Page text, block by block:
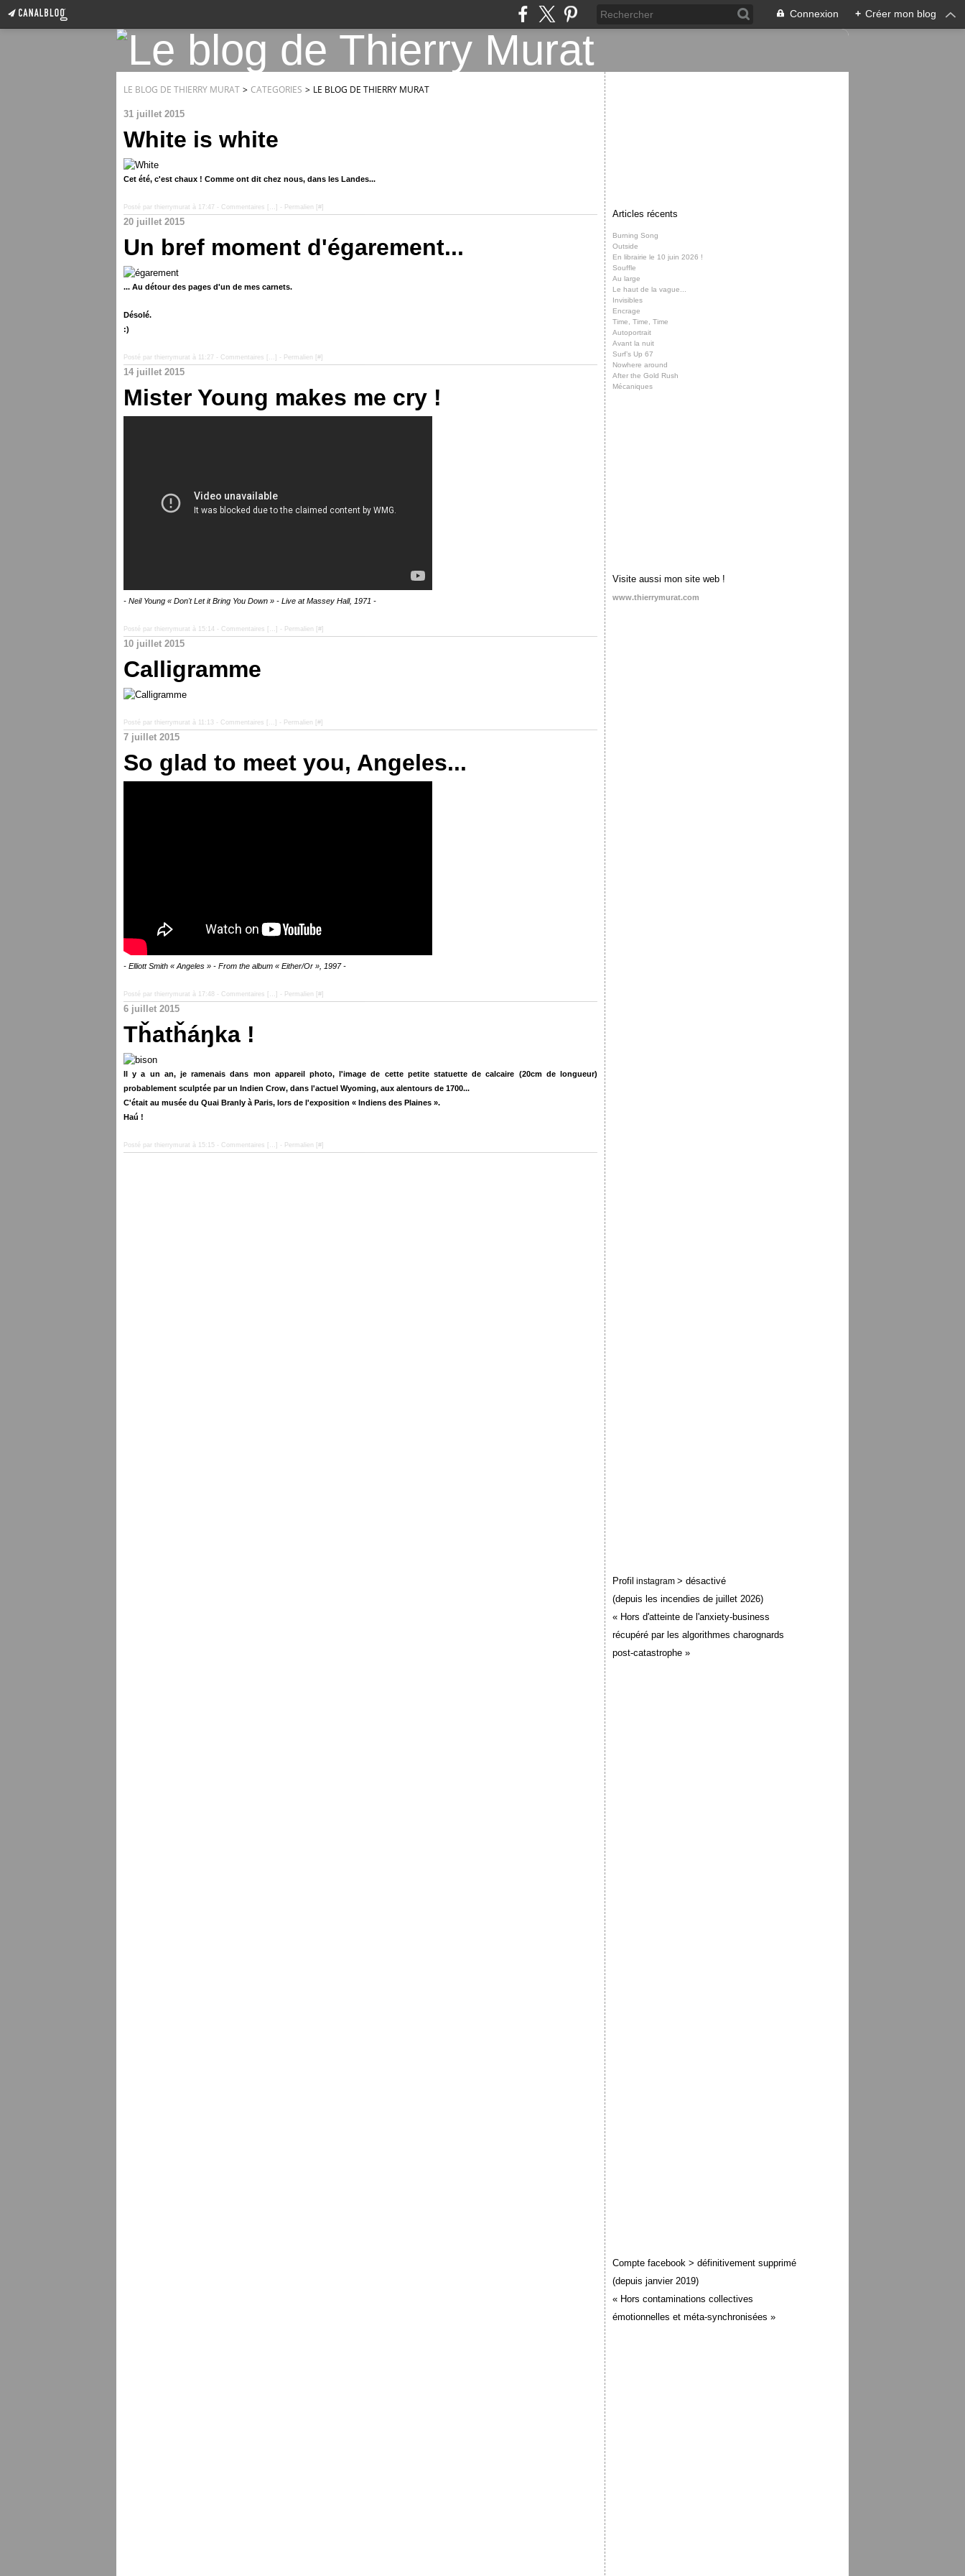
Connexion + Créer mon blog
LE BLOG DE THIERRY MURAT > CATEGORIES > LE BLOG DE THIERRY MURAT
31 juillet 2015
White is white
Cet été, c'est chaux ! Comme ont dit chez nous, dans les Landes...
Posté par thierrymurat à 17:47 - Commentaires [ … - Permalien [ #
20 juillet 2015
Un bref moment d'égarement...
... Au détour des pages d'un de mes carnets.
Désolé.
:)
Posté par thierrymurat à 11:27 - Commentaires [ … - Permalien [ #
14 juillet 2015
Mister Young makes me cry !
- Neil Young « Don't Let it Bring You Down » - Live at Massey Hall, 1971 -
Posté par thierrymurat à 15:14 - Commentaires [ … - Permalien [ #
10 juillet 2015
Calligramme
Posté par thierrymurat à 11:13 - Commentaires [ … - Permalien [ #
7 juillet 2015
So glad to meet you, Angeles...
- Elliott Smith « Angeles » - From the album « Either/Or », 1997 -
Posté par thierrymurat à 17:48 - Commentaires [ … - Permalien [ #
6 juillet 2015
Tȟatȟáŋka !
Il y a un an, je ramenais dans mon appareil photo, l'image de cette petite statuette de calcaire (20cm de longueur)
probablement sculptée par un Indien Crow, dans l'actuel Wyoming, aux alentours de 1700...
C'était au musée du Quai Branly à Paris, lors de l'exposition « Indiens des Plaines ».
Haú !
Posté par thierrymurat à 15:15 - Commentaires [ … - Permalien [ #
Articles récents
Burning Song
Outside
En librairie le 10 juin 2026 !
Souffle
Au large
Le haut de la vague...
Invisibles
Encrage
Time, Time, Time
Autoportrait
Avant la nuit
Surf’s Up 67
Nowhere around
After the Gold Rush
Mécaniques
Visite aussi mon site web !
www.thierrymurat.com
Profil instagram > désactivé
(depuis les incendies de juillet 2026)
« Hors d'atteinte de l'anxiety-business
récupéré par les algorithmes charognards
post-catastrophe »
Compte facebook > définitivement supprimé
(depuis janvier 2019)
« Hors contaminations collectives
émotionnelles et méta-synchronisées »